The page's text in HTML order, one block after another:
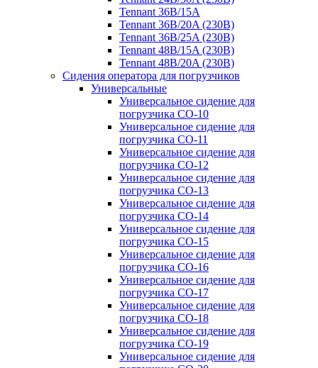
Tennant 36B/15A
Tennant 36B/20A (230B)
Tennant 36B/25A (230B)
Tennant 48B/15A (230B)
Tennant 48B/20A (230B)
Сидения оператора для погрузчиков
Универсальные
Универсальное сидение для
погрузчика CO-10
Универсальное сидение для
погрузчика CO-11
Универсальное сидение для
погрузчика CO-12
Универсальное сидение для
погрузчика CO-13
Универсальное сидение для
погрузчика CO-14
Универсальное сидение для
погрузчика CO-15
Универсальное сидение для
погрузчика CO-16
Универсальное сидение для
погрузчика CO-17
Универсальное сидение для
погрузчика CO-18
Универсальное сидение для
погрузчика CO-19
Универсальное сидение для